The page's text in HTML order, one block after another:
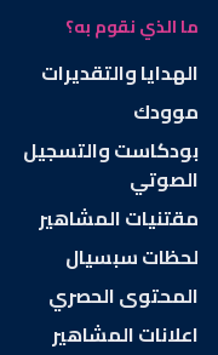
ما الذي نقوم به؟
الهدايا والتقديرات
موودك
بودكاست والتسجيل
الصوتي
مقتنيات المشاهير
لحظات سبسيال
المحتوى الحصري
اعلانات المشاهير